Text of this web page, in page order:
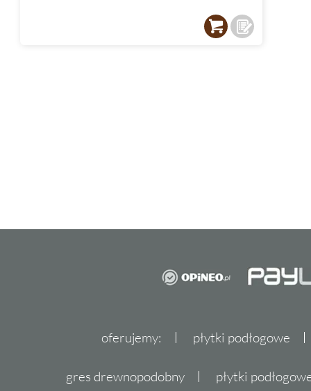
oferujemy: płytki podłogowe
gres drewnopodobny płytki